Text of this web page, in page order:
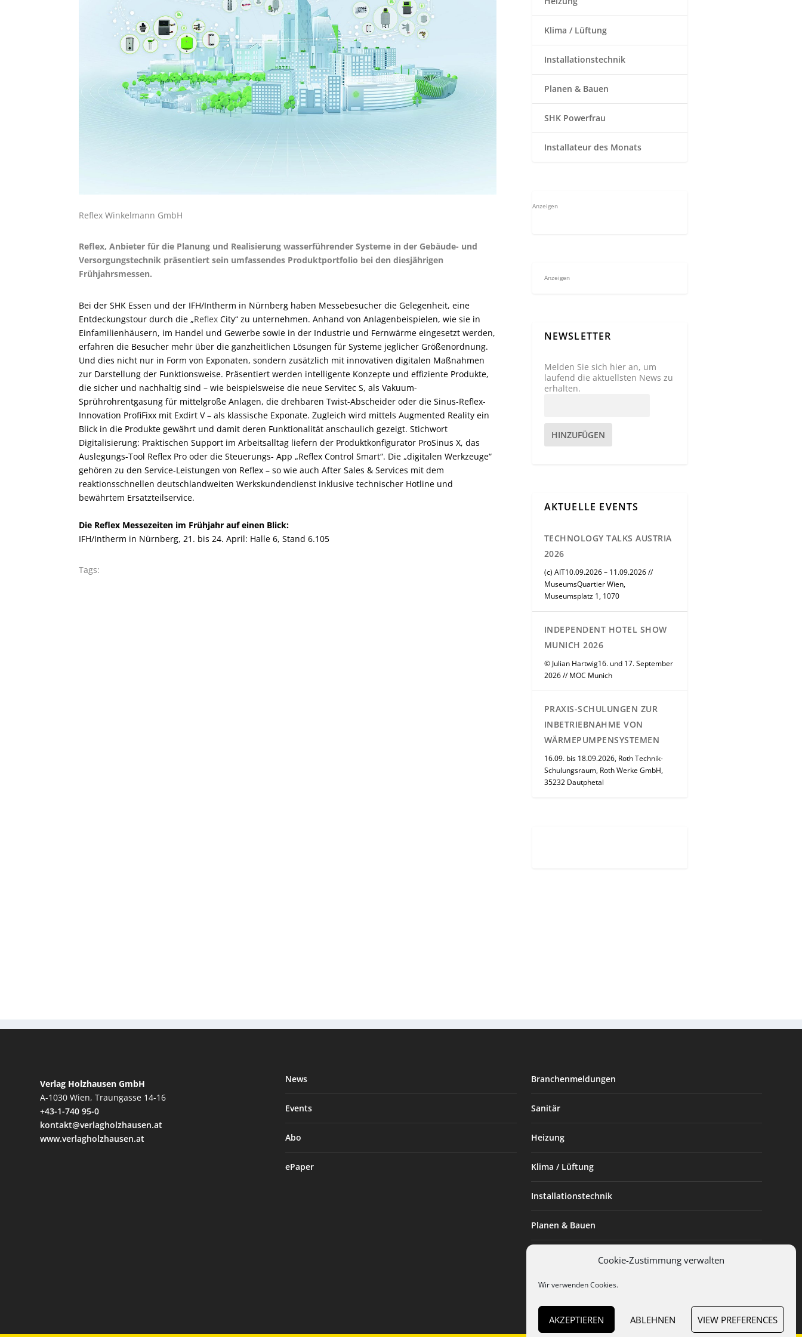
Cookie-Zustimmung verwalten
Wir verwenden Cookies.
AKZEPTIEREN ABLEHNEN VIEW PREFERENCES
Reflex Winkelmann GmbH
Reflex, Anbieter für die Planung und Realisierung wasserführender Systeme in der Gebäude- und
Versorgungstechnik präsentiert sein umfassendes Produktportfolio bei den diesjährigen
Frühjahrsmessen.
Bei der SHK Essen und der IFH/Intherm in Nürnberg haben Messebesucher die Gelegenheit, eine
Entdeckungstour durch die „Reflex City“ zu unternehmen. Anhand von Anlagenbeispielen, wie sie in
Einfamilienhäusern, im Handel und Gewerbe sowie in der Industrie und Fernwärme eingesetzt werden,
erfahren die Besucher mehr über die ganzheitlichen Lösungen für Systeme jeglicher Größenordnung.
Und dies nicht nur in Form von Exponaten, sondern zusätzlich mit innovativen digitalen Maßnahmen
zur Darstellung der Funktionsweise. Präsentiert werden intelligente Konzepte und effiziente Produkte,
die sicher und nachhaltig sind – wie beispielsweise die neue Servitec S, als Vakuum-
Sprührohrentgasung für mittelgroße Anlagen, die drehbaren Twist-Abscheider oder die Sinus-Reflex-
Innovation ProfiFixx mit Exdirt V – als klassische Exponate. Zugleich wird mittels Augmented Reality ein
Blick in die Produkte gewährt und damit deren Funktionalität anschaulich gezeigt. Stichwort
Digitalisierung: Praktischen Support im Arbeitsalltag liefern der Produktkonfigurator ProSinus X, das
Auslegungs-Tool Reflex Pro oder die Steuerungs- App „Reflex Control Smart“. Die „digitalen Werkzeuge“
gehören zu den Service-Leistungen von Reflex – so wie auch After Sales & Services mit dem
reaktionsschnellen deutschlandweiten Werkskundendienst inklusive technischer Hotline und
bewährtem Ersatzteilservice.
Die Reflex Messezeiten im Frühjahr auf einen Blick:
IFH/Intherm in Nürnberg, 21. bis 24. April: Halle 6, Stand 6.105
Tags:
Klima / Lüftung
Installationstechnik
Planen & Bauen
SHK Powerfrau
Installateur des Monats
Anzeigen
Anzeigen
NEWSLETTER
Melden Sie sich hier an, um
laufend die aktuellsten News zu
erhalten.
HINZUFÜGEN
AKTUELLE EVENTS
TECHNOLOGY TALKS AUSTRIA
2026
(c) AIT10.09.2026 – 11.09.2026 //
MuseumsQuartier Wien,
Museumsplatz 1, 1070
INDEPENDENT HOTEL SHOW
MUNICH 2026
© Julian Hartwig16. und 17. September
2026 // MOC Munich
PRAXIS-SCHULUNGEN ZUR
INBETRIEBNAHME VON
WÄRMEPUMPENSYSTEMEN
16.09. bis 18.09.2026, Roth Technik-
Schulungsraum, Roth Werke GmbH,
35232 Dautphetal
Verlag Holzhausen GmbH
A-1030 Wien, Traungasse 14-16
+43-1-740 95-0
kontakt@verlagholzhausen.at
www.verlagholzhausen.at
News
Events
Abo
ePaper
Branchenmeldungen
Sanitär
Heizung
Klima / Lüftung
Installationstechnik
Planen & Bauen
Installateur des Monats